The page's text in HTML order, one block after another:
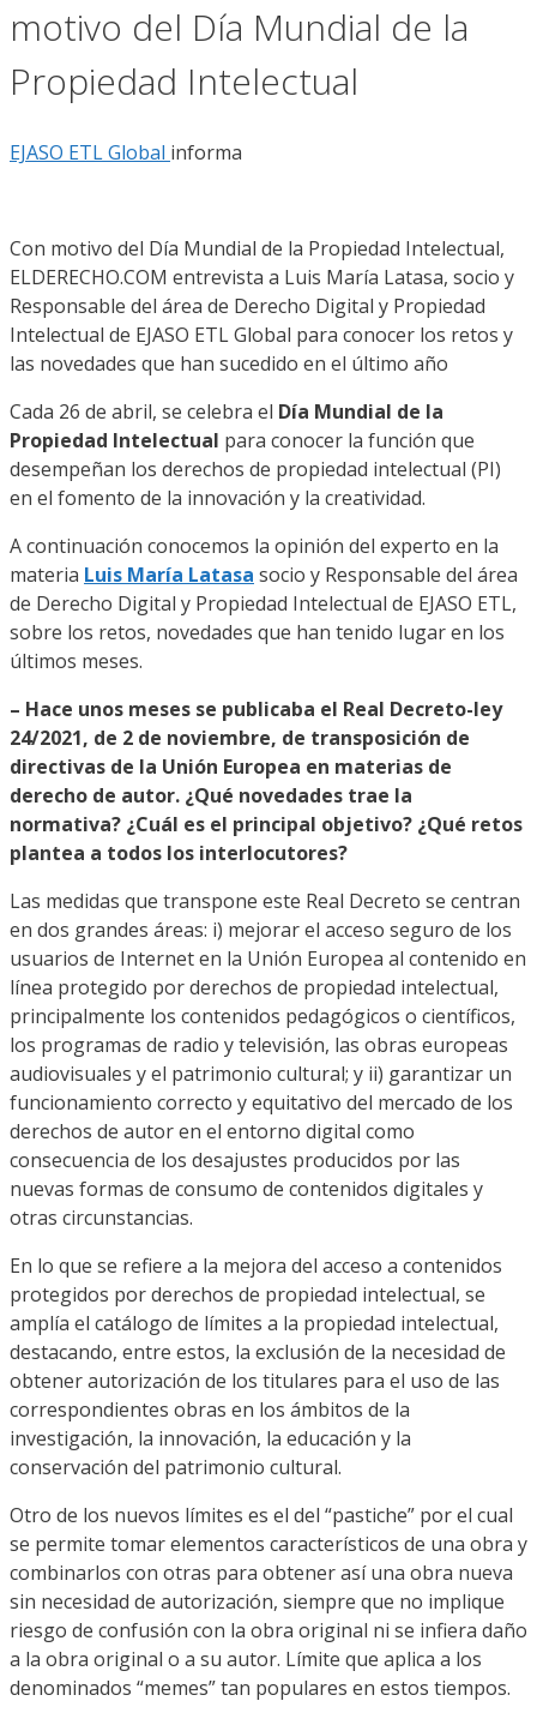
motivo del Día Mundial de la
Propiedad Intelectual
EJASO ETL Global informa
Con motivo del Día Mundial de la Propiedad Intelectual,
ELDERECHO.COM entrevista a Luis María Latasa, socio y
Responsable del área de Derecho Digital y Propiedad
Intelectual de EJASO ETL Global para conocer los retos y
las novedades que han sucedido en el último año
Cada 26 de abril, se celebra el Día Mundial de la
Propiedad Intelectual para conocer la función que
desempeñan los derechos de propiedad intelectual (PI)
en el fomento de la innovación y la creatividad.
A continuación conocemos la opinión del experto en la
materia Luis María Latasa socio y Responsable del área
de Derecho Digital y Propiedad Intelectual de EJASO ETL,
sobre los retos, novedades que han tenido lugar en los
últimos meses.
– Hace unos meses se publicaba el Real Decreto-ley
24/2021, de 2 de noviembre, de transposición de
directivas de la Unión Europea en materias de
derecho de autor. ¿Qué novedades trae la
normativa? ¿Cuál es el principal objetivo? ¿Qué retos
plantea a todos los interlocutores?
Las medidas que transpone este Real Decreto se centran
en dos grandes áreas: i) mejorar el acceso seguro de los
usuarios de Internet en la Unión Europea al contenido en
línea protegido por derechos de propiedad intelectual,
principalmente los contenidos pedagógicos o científicos,
los programas de radio y televisión, las obras europeas
audiovisuales y el patrimonio cultural; y ii) garantizar un
funcionamiento correcto y equitativo del mercado de los
derechos de autor en el entorno digital como
consecuencia de los desajustes producidos por las
nuevas formas de consumo de contenidos digitales y
otras circunstancias.
En lo que se refiere a la mejora del acceso a contenidos
protegidos por derechos de propiedad intelectual, se
amplía el catálogo de límites a la propiedad intelectual,
destacando, entre estos, la exclusión de la necesidad de
obtener autorización de los titulares para el uso de las
correspondientes obras en los ámbitos de la
investigación, la innovación, la educación y la
conservación del patrimonio cultural.
Otro de los nuevos límites es el del “pastiche” por el cual
se permite tomar elementos característicos de una obra y
combinarlos con otras para obtener así una obra nueva
sin necesidad de autorización, siempre que no implique
riesgo de confusión con la obra original ni se infiera daño
a la obra original o a su autor. Límite que aplica a los
denominados “memes” tan populares en estos tiempos.